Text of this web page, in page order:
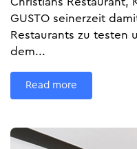
GUSTO seinerzeit
Restaurants zu testen
dem...
Read more